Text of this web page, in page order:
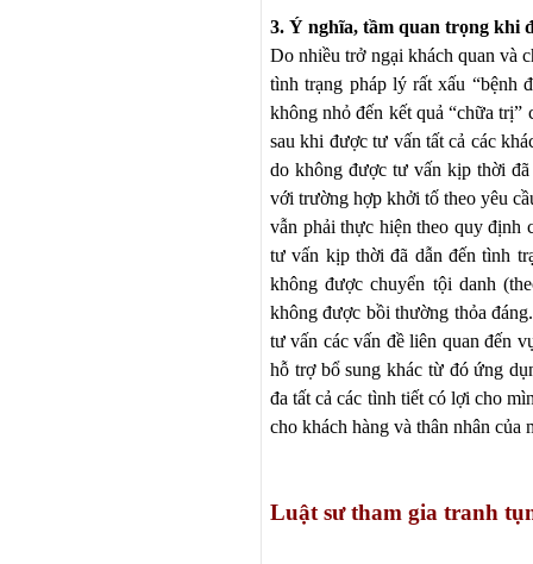
3. Ý nghĩa, tầm quan trọng khi
Do nhiều trở ngại khách quan và
tình trạng pháp lý rất xấu “bệnh
không nhỏ đến kết quả “chữa
sau khi được tư vấn tất cả các
do không được tư vấn kịp thời
với trường hợp khởi tố theo yêu
vẫn phải thực hiệntheo quy định
tư vấn kịp thời đã dẫn đến tình
không được chuyển tội danh
không được bồi thường thỏa
tư vấn các vấn đề liên quan đến
hỗ trợ bổ sung khác từ đó ứng
đa tất cả các tình tiết có lợi cho
cho khách hàng và thân nhân của
Luật sư tham gia tranh